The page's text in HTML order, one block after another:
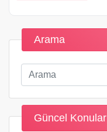
Arama
Güncel Konular